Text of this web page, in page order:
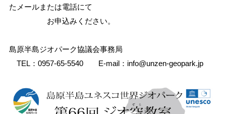
たメールまたは電話にて
お申込みください。
島原半島ジオパーク協議会事務局
TEL：0957-65-5540 E-mail：info@unzen-geopark.jp